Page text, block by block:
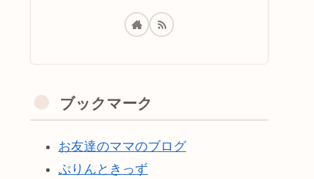
ブックマーク
お友達のママのブログ
ぷりんときっず